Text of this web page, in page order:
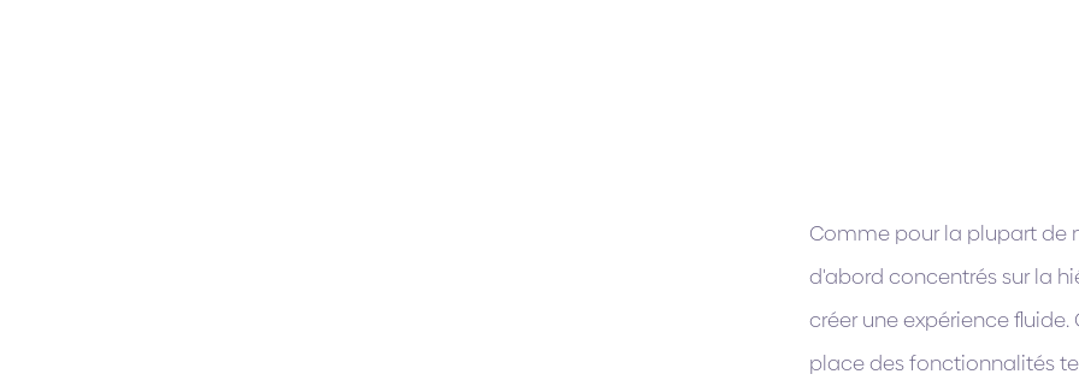
Comme pour la plupart de
d'abord concentrés sur la
créer une expérience
place des fonctionnalités